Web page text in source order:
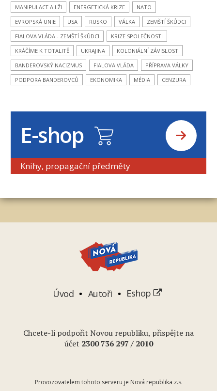
MANIPULACE A LŽI ENERGETICKÁ KRIZE
NATO
EVROPSKÁ UNIE
USA RUSKO VÁLKA
ZEMŠTÍ ŠKŮDCI
FIALOVA VLÁDA - ZEMŠTÍ ŠKŮDCI
KRIZE SPOLEČNOSTI
KRÁČÍME K TOTALITĚ
UKRAJINA
KOLONIÁLNÍ ZÁVISLOST
BANDEROVSKÝ NACIZMUS
FIALOVA VLÁDA
PŘÍPRAVA VÁLKY
PODPORA BANDEROVCŮ
EKONOMIKA MÉDIA CENZURA
E-shop
Knihy, propagační předměty
Úvod Autoři Eshop
Chcete-li podpořit Novou republiku, přispějte na
účet 2300 736 297 / 2010
Provozovatelem tohoto serveru je Nová republika z.s.